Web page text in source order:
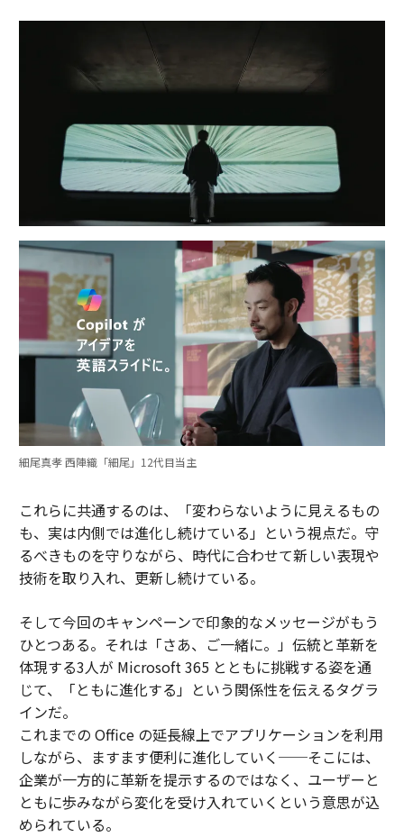
細尾真孝 西陣織「細尾」12代目当主
これらに共通するのは、「変わらないように見えるもの
も、実は内側では進化し続けている」という視点だ。守
るべきものを守りながら、時代に合わせて新しい表現や
技術を取り入れ、更新し続けている。
そして今回のキャンペーンで印象的なメッセージがもう
ひとつある。それは「さあ、ご一緒に。」伝統と革新を
体現する3人が Microsoft 365 とともに挑戦する姿を通
じて、「ともに進化する」という関係性を伝えるタグラ
インだ。
これまでの Office の延長線上でアプリケーションを利用
しながら、ますます便利に進化していく──そこには、
企業が一方的に革新を提示するのではなく、ユーザーと
ともに歩みながら変化を受け入れていくという意思が込
められている。